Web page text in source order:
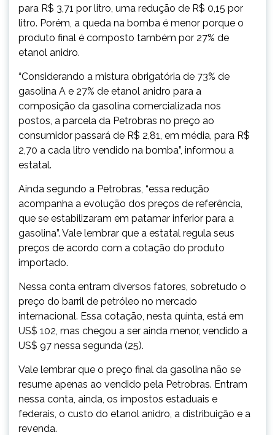
para R$ 3,71 por litro, uma redução de R$ 0,15 por
litro. Porém, a queda na bomba é menor porque o
produto final é composto também por 27% de
etanol anidro.
“Considerando a mistura obrigatória de 73% de
gasolina A e 27% de etanol anidro para a
composição da gasolina comercializada nos
postos, a parcela da Petrobras no preço ao
consumidor passará de R$ 2,81, em média, para R$
2,70 a cada litro vendido na bomba”, informou a
estatal.
Ainda segundo a Petrobras, “essa redução
acompanha a evolução dos preços de referência,
que se estabilizaram em patamar inferior para a
gasolina”. Vale lembrar que a estatal regula seus
preços de acordo com a cotação do produto
importado.
Nessa conta entram diversos fatores, sobretudo o
preço do barril de petróleo no mercado
internacional. Essa cotação, nesta quinta, está em
US$ 102, mas chegou a ser ainda menor, vendido a
US$ 97 nessa segunda (25).
Vale lembrar que o preço final da gasolina não se
resume apenas ao vendido pela Petrobras. Entram
nessa conta, ainda, os impostos estaduais e
federais, o custo do etanol anidro, a distribuição e a
revenda.